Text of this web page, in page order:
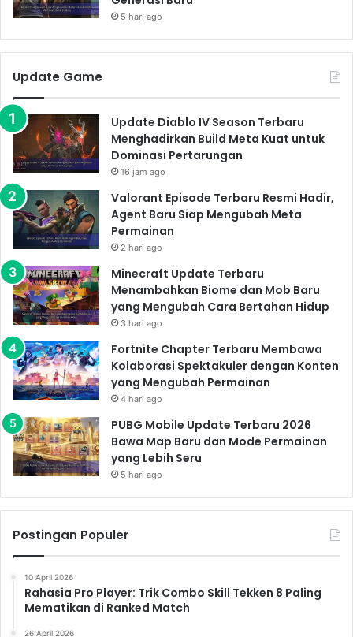
5 hari ago
Update Game
Update Diablo IV Season Terbaru
Menghadirkan Build Meta Kuat untuk
Dominasi Pertarungan
16 jam ago
Valorant Episode Terbaru Resmi Hadir,
Agent Baru Siap Mengubah Meta
Permainan
2 hari ago
Minecraft Update Terbaru
Menambahkan Biome dan Mob Baru
yang Mengubah Cara Bertahan Hidup
3 hari ago
Fortnite Chapter Terbaru Membawa
Kolaborasi Spektakuler dengan Konten
yang Mengubah Permainan
4 hari ago
PUBG Mobile Update Terbaru 2026
Bawa Map Baru dan Mode Permainan
yang Lebih Seru
5 hari ago
Postingan Populer
10 April 2026
Rahasia Pro Player: Trik Combo Skill Tekken 8 Paling
Mematikan di Ranked Match
26 April 2026